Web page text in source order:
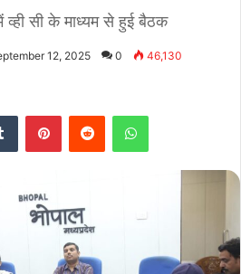
व्ही सी के माध्यम से हुई बैठक
12, 2025 0 46,130
Tumblr PinterestReddit WhatsApp